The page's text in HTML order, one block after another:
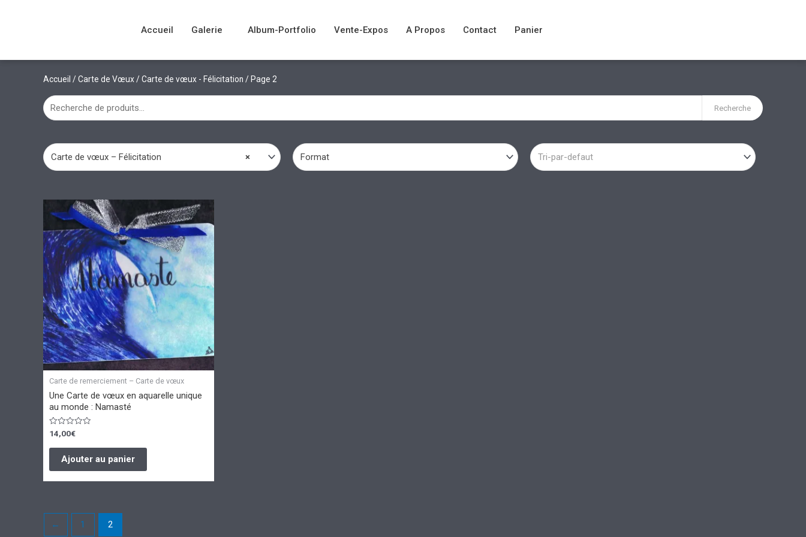
Accueil Galerie Album-Portfolio Vente-Expos A Propos Contact Panier
Accueil / Carte de Vœux/ Carte de vœux - Félicitation / Page 2
Recherche
×
Carte de vœux – Félicitation Format
Carte de remerciement – Carte de vœux
Une Carte de vœux en aquarelle unique
au monde : Namasté
Note
sur
14,00€
Ajouter au panier
← 1 2